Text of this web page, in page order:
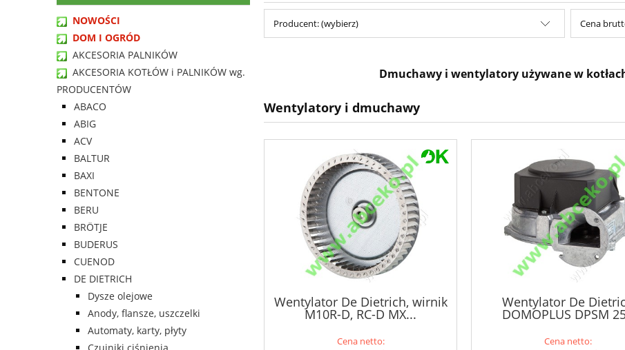
NOWOŚCI
DOM I OGRÓD
AKCESORIA PALNIKÓW
AKCESORIA KOTŁÓW i PALNIKÓW wg.
PRODUCENTÓW
ABACO
ABIG
ACV
BALTUR
BAXI
BENTONE
BERU
BRÖTJE
BUDERUS
CUENOD
DE DIETRICH
Dysze olejowe
Anody, flansze, uszczelki
Automaty, karty, płyty
Producent: (wybierz) Cena
Dmuchawy i wentylatory używane w
Wentylatory i dmuchawy
Wentylator De Dietrich, wirnik
M10R-D, RC-D MX...
Cena netto:
Wentylator De
DOMOPLUS DPSM
Cena netto: